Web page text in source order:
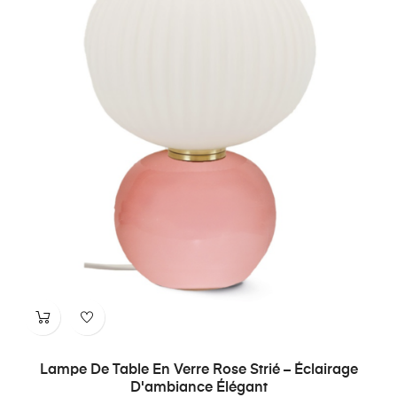
Lampe De Table En Verre Rose Strié – Éclairage
D'ambiance Élégant